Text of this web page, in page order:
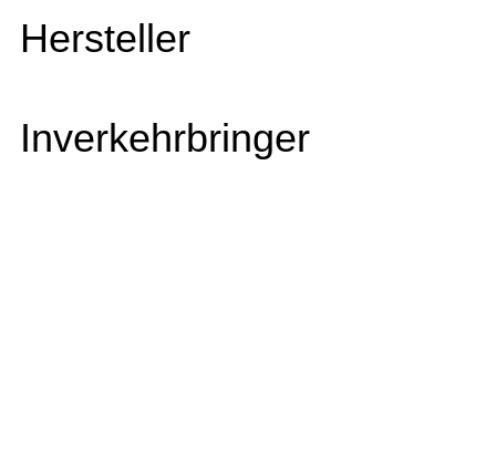
Hersteller
Inverkehrbringer